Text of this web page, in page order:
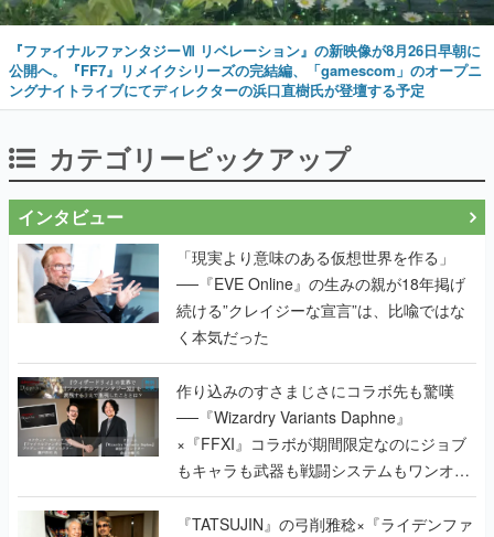
『ファイナルファンタジーⅦ リベレーション』の新映像が8月26日早朝に
公開へ。『FF7』リメイクシリーズの完結編、「gamescom」のオープニ
ングナイトライブにてディレクターの浜口直樹氏が登壇する予定
カテゴリーピックアップ
インタビュー
「現実より意味のある仮想世界を作る」
──『EVE Online』の生みの親が18年掲げ
続ける”クレイジーな宣言”は、比喩ではな
く本気だった
作り込みのすさまじさにコラボ先も驚嘆
──『Wizardry Variants Daphne』
×『FFXI』コラボが期間限定なのにジョブ
もキャラも武器も戦闘システムもワンオフ
で作り込まれた理由を両ディレクターに聞
く
『TATSUJIN』の弓削雅稔×『ライデンファ